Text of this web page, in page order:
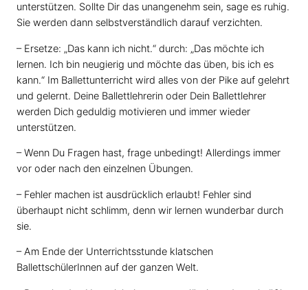
unterstützen. Sollte Dir das unangenehm sein, sage es ruhig.
Sie werden dann selbstverständlich darauf verzichten.
– Ersetze: „Das kann ich nicht.“ durch: „Das möchte ich
lernen. Ich bin neugierig und möchte das üben, bis ich es
kann.“ Im Ballettunterricht wird alles von der Pike auf gelehrt
und gelernt. Deine Ballettlehrerin oder Dein Ballettlehrer
werden Dich geduldig motivieren und immer wieder
unterstützen.
– Wenn Du Fragen hast, frage unbedingt! Allerdings immer
vor oder nach den einzelnen Übungen.
– Fehler machen ist ausdrücklich erlaubt! Fehler sind
überhaupt nicht schlimm, denn wir lernen wunderbar durch
sie.
– Am Ende der Unterrichtsstunde klatschen
BallettschülerInnen auf der ganzen Welt.